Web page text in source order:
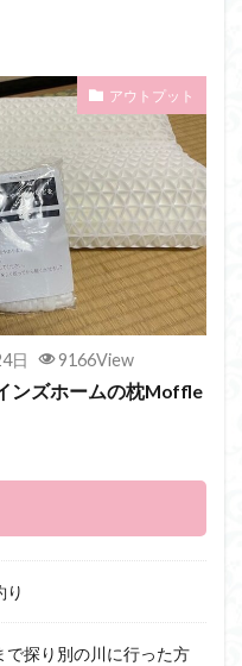
アウトプット
日 9166View
ンズホームの枕Moffle
り
探り別の川に行った方